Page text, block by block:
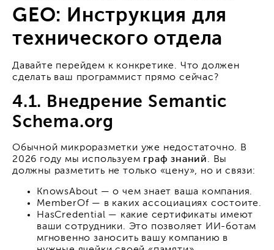
GEO: Инструкция для
технического отдела
Давайте перейдем к конкретике. Что должен
сделать ваш программист прямо сейчас?
4.1. Внедрение Semantic
Schema.org
Обычной микроразметки уже недостаточно. В
2026 году мы используем граф знаний. Вы
должны разметить не только «цену», но и связи:
KnowsAbout — о чем знает ваша компания.
MemberOf — в каких ассоциациях состоите.
HasCredential — какие сертификаты имеют
ваши сотрудники. Это позволяет ИИ-ботам
мгновенно заносить вашу компанию в